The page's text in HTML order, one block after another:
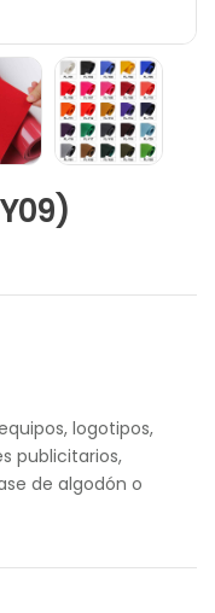
logotipos,
publicitarios,
de algodón o